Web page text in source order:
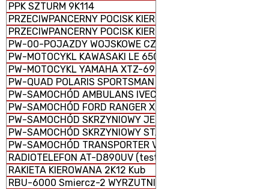
PPK SZTURM 9K114
PRZECIWPANCERNY POCISK KIEROWANY 9K123
PRZECIWPANCERNY POCISK KIEROWANY 9M133 KORNET
PW-00-POJAZDY WOJSKOWE CZĘŚĆ 1
PW-MOTOCYKL KAWASAKI LE 650 VERSYS
PW-MOTOCYKL YAMAHA XTZ-690
PW-QUAD POLARIS SPORTSMAN SPM 1000 E
PW-SAMOCHÓD AMBULANS IVECO 70W18EIII
PW-SAMOCHÓD FORD RANGER XLT
PW-SAMOCHÓD SKRZYNIOWY JELCZ TYP 442.32
PW-SAMOCHÓD SKRZYNIOWY STAR 266 M2
PW-SAMOCHÓD TRANSPORTER VW T6
RADIOTELEFON AT-D890UV (testowa)
RAKIETA KIEROWANA 2K12 Kub
RBU-6000 Smiercz-2 WYRZUTNIA RAKIETOWYCH BOMB